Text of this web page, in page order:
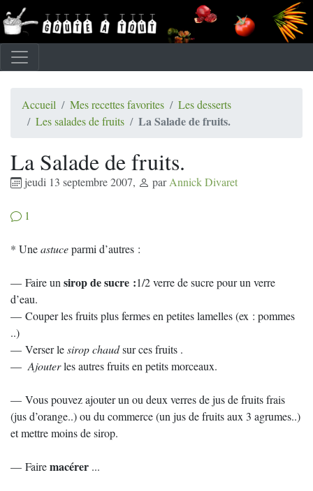
Accueil Mes recettes favorites
Les desserts
Les salades de fruits
La Salade de fruits.
La Salade de fruits.
jeudi 13 septembre 2007, parAnnick Divaret
1
* Uneastuceparmi d’autres :
— Faire unsirop de sucre :1/2 verre de sucre pour un verre
d’eau.
— Couper les fruits plus fermes en petites lamelles (ex : pommes
..)
— Verser lesirop chaudsur ces fruits .
— Ajouterles autres fruits en petits morceaux.
— Vous pouvez ajouter un ou deux verres de jus de fruits frais
(jus d’orange..) ou du commerce (un jus de fruits aux 3 agrumes..)
et mettre moins de sirop.
— Fairemacérer ...